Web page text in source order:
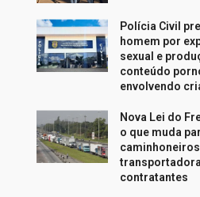
Polícia Civil
homem por
sexual e
conteúdo
envolvendo
Nova Lei do
o que muda
contratantes